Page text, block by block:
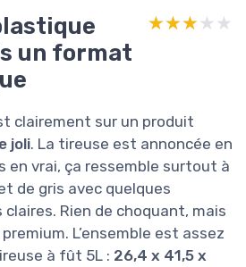
un format
★★★★★
★★★★★
clairement sur un produit
joli. La tireuse est annoncée en
en vrai, ça ressemble surtout à
de gris avec quelques
Rien de choquant, mais
L’ensemble est assez
à fût 5L : 26,4 x 41,5 x